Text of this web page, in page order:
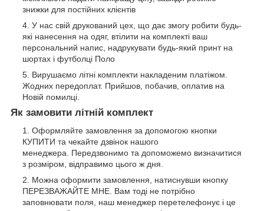
знижки для постійних клієнтів
У нас свій друкований цех, що дає змогу робити будь-
які нанесення на одяг, втілити на комплекті ваш
персональний напис, надрукувати будь-який принт на
шортах і футболці Поло
Вирушаємо літні комплекти накладеним платіжом.
Жодних передоплат. Прийшов, побачив, оплатив на
Новій помилці.
Як замовити літній комплект
Оформляйте замовлення за допомогою кнопки
КУПИТИ та чекайте дзвінок нашого
менеджера. Передзвонимо та допоможемо визначитися
з розміром, відправимо цього ж дня.
Можна оформити замовлення, натиснувши кнопку
ПЕРЕЗВАЖАЙТЕ МНЕ. Вам тоді не потрібно
заповнювати поля, наш менеджер перетелефонує і це